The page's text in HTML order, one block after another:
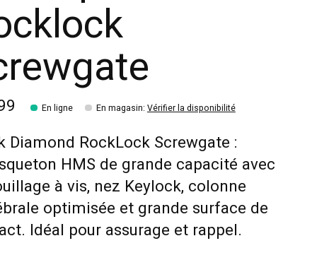
En ligne En magasin: Vérifier la disponibilité
Diamond RockLock Screwgate :
HMS de grande capacité avec
à vis, nez Keylock, colonne
optimisée et grande surface de
Idéal pour assurage et rappel.